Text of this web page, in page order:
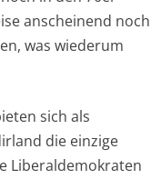
anscheinend noch
was wiederum
sich als
die einzige
Liberaldemokraten